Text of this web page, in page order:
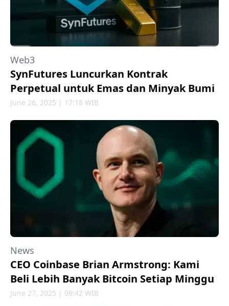
Web3
SynFutures Luncurkan Kontrak
Perpetual untuk Emas dan Minyak Bumi
June 26, 2025 | 17:18 WIB
News
CEO Coinbase Brian Armstrong: Kami
Beli Lebih Banyak Bitcoin Setiap Minggu
June 27, 2025 | 09:42 WIB